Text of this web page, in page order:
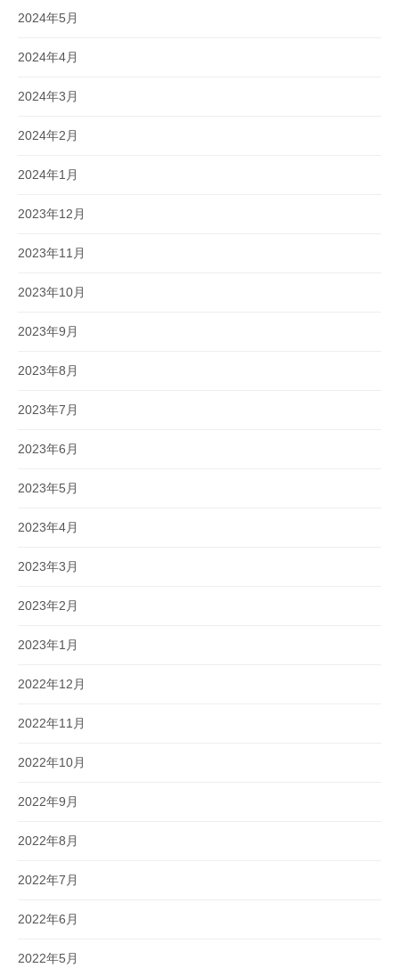
2024年5月
2024年4月
2024年3月
2024年2月
2024年1月
2023年12月
2023年11月
2023年10月
2023年9月
2023年8月
2023年7月
2023年6月
2023年5月
2023年4月
2023年3月
2023年2月
2023年1月
2022年12月
2022年11月
2022年10月
2022年9月
2022年8月
2022年7月
2022年6月
2022年5月